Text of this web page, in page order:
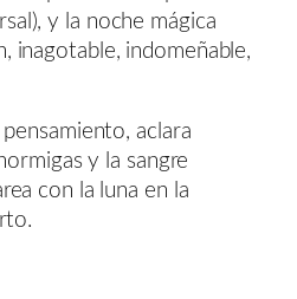
y la noche mágica
inagotable, indomeñable,
pensamiento, aclara
y la sangre
con la luna en la